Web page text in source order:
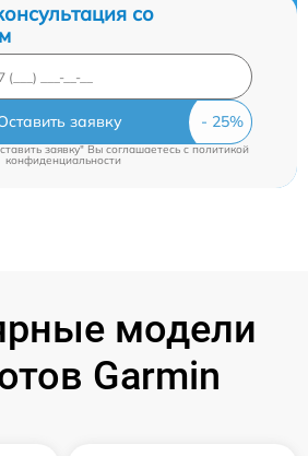
со
заявку
заявку" Вы соглашаетесь cполитикой
конфиденциальности
модели
Garmin